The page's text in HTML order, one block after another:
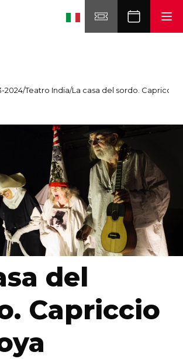
2024/Teatro India/La casa del sordo. Capriccio
del
Capriccio